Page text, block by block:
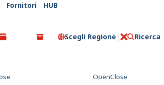
Fornitori HUB
Scegli Regione Ricerca